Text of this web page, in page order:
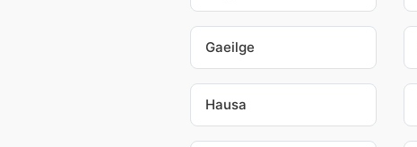
Gaeilge
Hausa